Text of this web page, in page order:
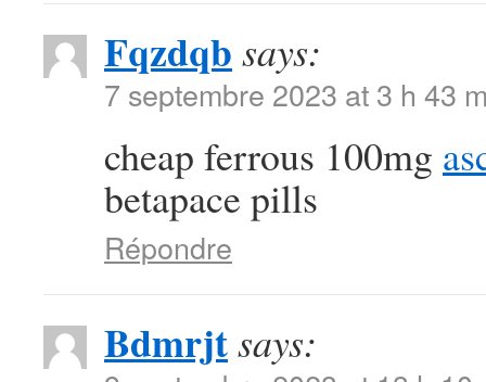
Fqzdqb says:
7 septembre 2023 at 3 h 43
cheap ferrous 100mg
betapace pills
Répondre
Bdmrjtsays: